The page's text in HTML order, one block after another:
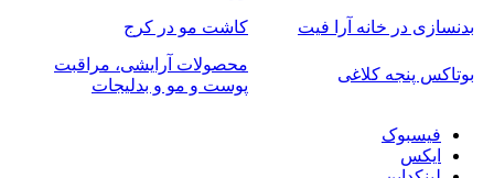
بدنسازی در خانه آرا فیت
کاشت مو در کرج
بوتاکس پنجه کلاغی
محصولات آرایشی، مراقبت
پوست و مو و بدلیجات
فیسبوک
ایکس